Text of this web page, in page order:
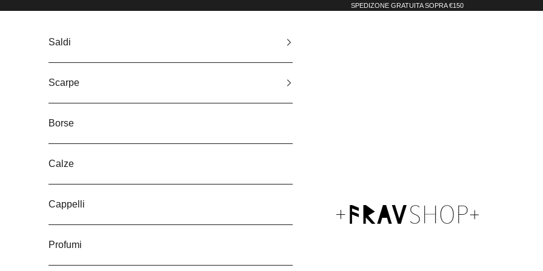
SPEDIZONE GRATUITA SOPRA €150
Fravshop
Saldi
Scarpe
Borse
Calze
Cappelli
Profumi